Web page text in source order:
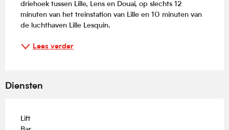
driehoek tussen Lille, Lens en Douai, op slechts 12
minuten van het treinstation van Lille en 10 minuten van
de luchthaven Lille Lesquin.
Lees verder
Diensten
Lift